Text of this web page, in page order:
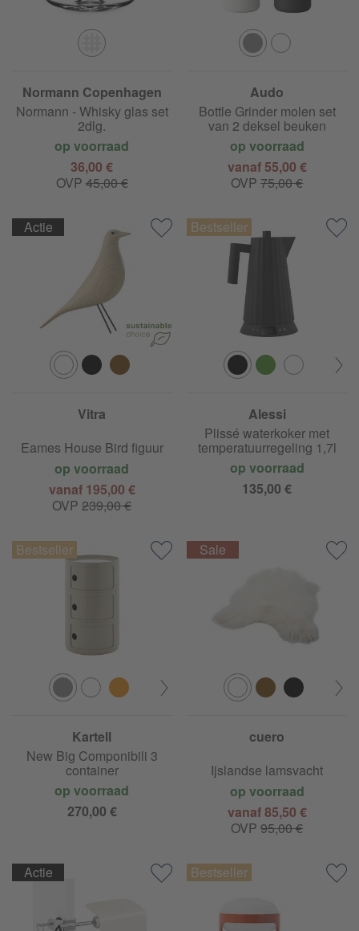
Normann Copenhagen
Normann - Whisky glas set
2dlg.
op voorraad
36,00 €
OVP 45,00 €
Audo
Bottle Grinder molen set
van 2 deksel beuken
op voorraad
vanaf 55,00 €
OVP75,00 €
Vitra
Eames House Bird figuur
op voorraad
vanaf 195,00 €
OVP239,00 €
Actie
Alessi
Plissé waterkoker met
temperatuurregeling 1,7l
op voorraad
135,00 €
Kartell
New Big Componibili 3
container
op voorraad
270,00 €
cuero
Ijslandse lamsvacht
op voorraad
vanaf 85,50 €
OVP95,00 €
Actie